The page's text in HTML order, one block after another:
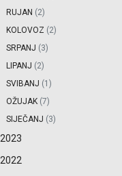
RUJAN (2)
KOLOVOZ (2)
SRPANJ (3)
LIPANJ (2)
SVIBANJ (1)
OŽUJAK (7)
SIJEČANJ (3)
2023
2022